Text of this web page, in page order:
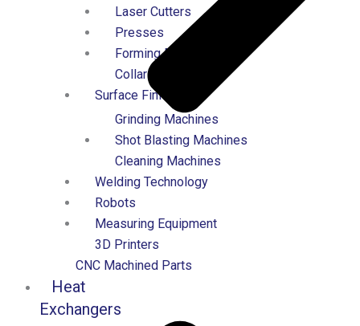
Laser Cutters
Presses
Forming Machines
Collaring Machines
Surface Finishing
Grinding Machines
Shot Blasting Machines
Cleaning Machines
Welding Technology
Robots
Measuring Equipment
3D Printers
CNC Machined Parts
Heat
Exchangers